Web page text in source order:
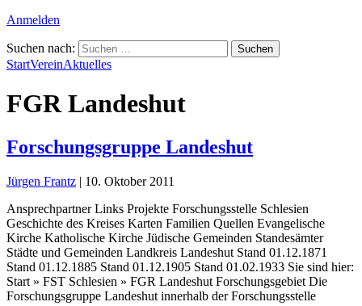
Anmelden
Suchen nach:
StartVereinAktuelles
FGR Landeshut
Forschungsgruppe Landeshut
Jürgen Frantz | 10. Oktober 2011
Ansprechpartner Links Projekte Forschungsstelle Schlesien
Geschichte des Kreises Karten Familien Quellen Evangelische
Kirche Katholische Kirche Jüdische Gemeinden Standesämter
Städte und Gemeinden Landkreis Landeshut Stand 01.12.1871
Stand 01.12.1885 Stand 01.12.1905 Stand 01.02.1933 Sie sind hier:
Start » FST Schlesien » FGR Landeshut Forschungsgebiet Die
Forschungsgruppe Landeshut innerhalb der Forschungsstelle